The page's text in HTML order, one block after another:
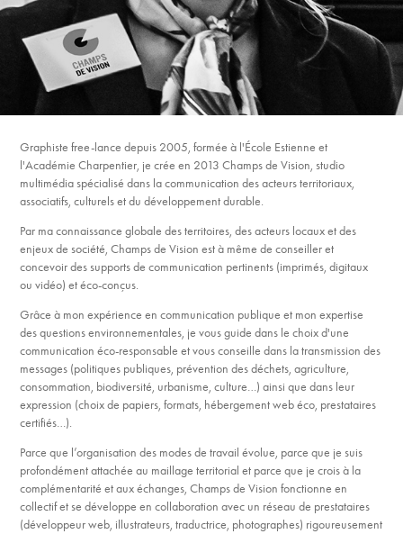
Graphiste free-lance depuis 2005, formée à l'École Estienne et
l'Académie Charpentier, je crée en 2013 Champs de Vision, studio
multimédia spécialisé dans la communication des acteurs territoriaux,
associatifs, culturels et du développement durable.
Par ma connaissance globale des territoires, des acteurs locaux et des
enjeux de société, Champs de Vision est à même de conseiller et
concevoir des supports de communication pertinents (imprimés, digitaux
ou vidéo) et éco-conçus.
Grâce à mon expérience en communication publique et mon expertise
des questions environnementales, je vous guide dans le choix d'une
communication éco-responsable et vous conseille dans la transmission des
messages (politiques publiques, prévention des déchets, agriculture,
consommation, biodiversité, urbanisme, culture…) ainsi que dans leur
expression (choix de papiers, formats, hébergement web éco, prestataires
certifiés…).
Parce que l’organisation des modes de travail évolue, parce que je suis
profondément attachée au maillage territorial et parce que je crois à la
complémentarité et aux échanges, Champs de Vision fonctionne en
collectif et se développe en collaboration avec un réseau de prestataires
(développeur web, illustrateurs, traductrice, photographes) rigoureusement